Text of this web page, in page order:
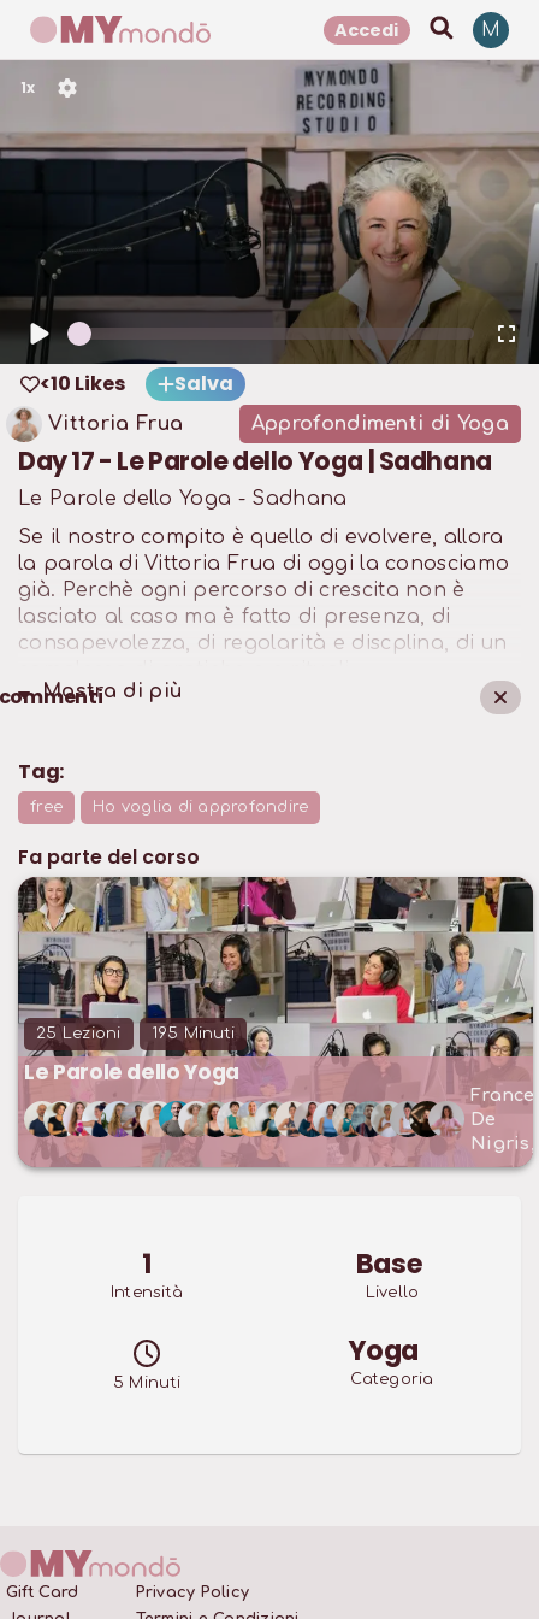
Accedi M
1x
<10 Likes Salva
Vittoria Frua Approfondimenti di Yoga
Day 17 - Le Parole dello Yoga | Sadhana
Le Parole dello Yoga - Sadhana
Se il nostro compito è quello di evolvere, allora
la parola di Vittoria Frua di oggi la conosciamo
già. Perchè ogni percorso di crescita non è
lasciato al caso ma è fatto di presenza, di
consapevolezza, di regolarità e discplina, di un
Mostra di più
Tag:
free Ho voglia di approfondire
Fa parte del corso
25 Lezioni 195 Minuti
Le Parole dello Yoga
De
Nigris
1
Intensità
Base
Livello
5 Minuti
Yoga
Categoria
Gift Card
Privacy Policy